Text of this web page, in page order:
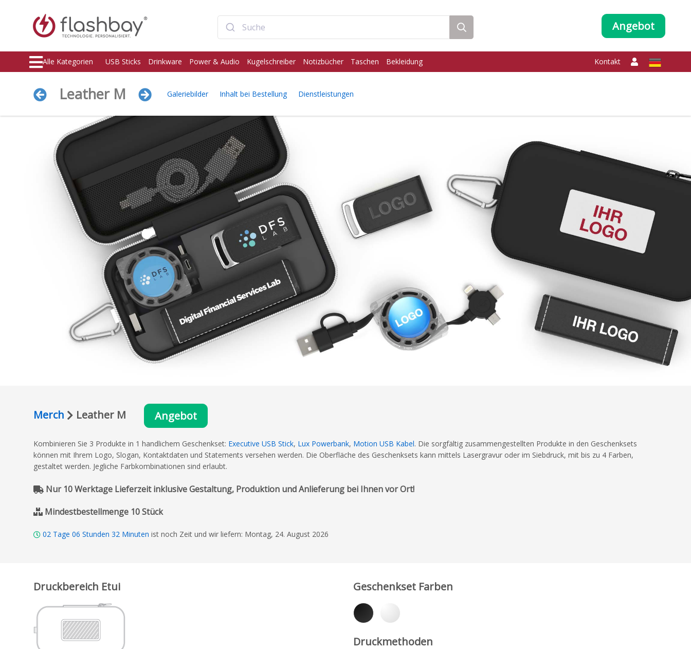
Angebot
Alle Kategorien USB Sticks Drinkware Power & Audio Kugelschreiber Notizbücher Taschen Bekleidung Kontakt
Leather M Galeriebilder Inhalt bei Bestellung Dienstleistungen
Merch Leather M Angebot
Kombinieren Sie 3 Produkte in 1 handlichem Geschenkset: Executive USB Stick, Lux Powerbank, Motion USB Kabel. Die sorgfältig zusammengestellten Produkte in den Geschenksets
können mit Ihrem Logo, Slogan, Kontaktdaten und Statements versehen werden. Die Oberfläche des Geschenksets kann mittels Lasergravur oder im Siebdruck, mit bis zu 4 Farben,
gestaltet werden. Jegliche Farbkombinationen sind erlaubt.
Nur 10 Werktage Lieferzeit inklusive Gestaltung, Produktion und Anlieferung bei Ihnen vor Ort!
Mindestbestellmenge 10 Stück
02 Tage 06 Stunden 32 Minuten ist noch Zeit und wir liefern: Montag, 24. August 2026
Druckbereich Etui Geschenkset Farben
Druckmethoden